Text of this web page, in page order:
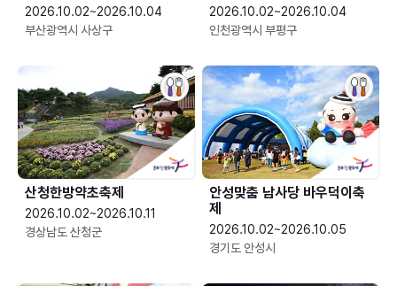
2026.10.02~2026.10.04
부산광역시 사상구
2026.10.02~2026.10.04
인천광역시 부평구
산청한방약초축제
2026.10.02~2026.10.11
경상남도 산청군
안성맞춤 남사당 바우덕이축
제
2026.10.02~2026.10.05
경기도 안성시